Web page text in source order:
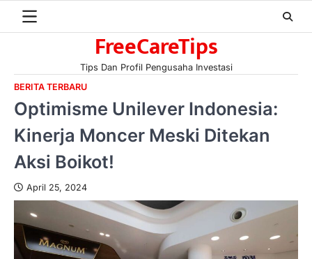
FreeCareTips
Tips Dan Profil Pengusaha Investasi
BERITA TERBARU
Optimisme Unilever Indonesia:
Kinerja Moncer Meski Ditekan
Aksi Boikot!
April 25, 2024